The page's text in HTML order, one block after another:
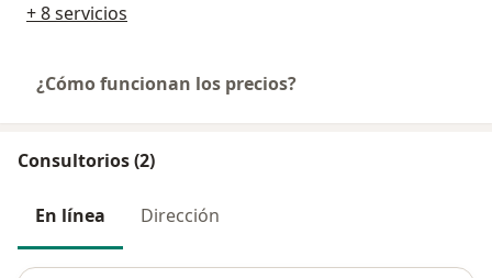
+ 8 servicios
¿Cómo funcionan los precios?
Consultorios (2)
En línea Dirección